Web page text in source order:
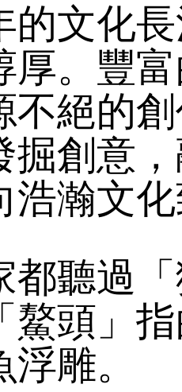
的文化
厚。豐
不絕的
掘創意
浩瀚文
都聽過
鰲頭」
浮雕。